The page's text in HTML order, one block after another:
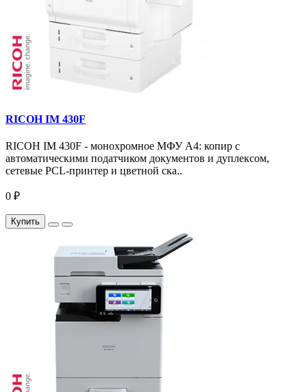
RICOH IM 430F
RICOH IM 430F - монохромное МФУ A4: копир с
автоматическими податчиком документов и дуплексом,
сетевые PCL-принтер и цветной ска..
0 ₽
Купить